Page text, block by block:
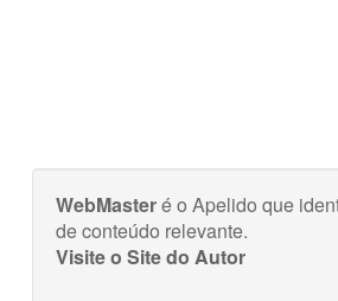
WebMasteré o Apelido que
de conteúdo relevante.
Visite o Site do Autor